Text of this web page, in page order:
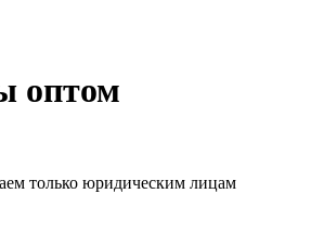
оптом
только юридическим лицам